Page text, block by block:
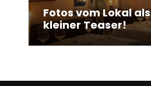
Fotos vom Lokal als
kleiner Teaser!